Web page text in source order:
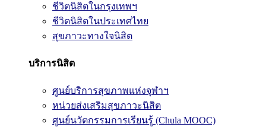
ชีวิตนิสิตในกรุงเทพฯ
ชีวิตนิสิตในประเทศไทย
สุขภาวะทางใจนิสิต
บริการนิสิต
ศูนย์บริการสุขภาพแห่งจุฬาฯ
หน่วยส่งเสริมสุขภาวะนิสิต
ศูนย์นวัตกรรมการเรียนรู้ (Chula MOOC)